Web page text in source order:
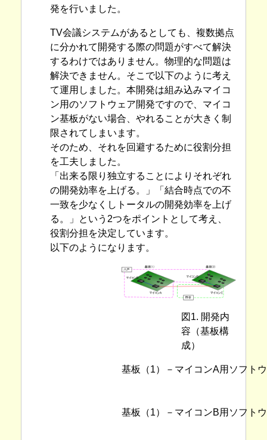
発を行いました。
TV会議システムがあるとしても、複数拠点
に分かれて開発する際の問題がすべて解決
するわけではありません。物理的な問題は
解決できません。そこで以下のように考え
て運用しました。本開発は組み込みマイコ
ン用のソフトウェア開発ですので、マイコ
ン基板がない場合、やれることが大きく制
限されてしまいます。
そのため、それを回避するために役割分担
を工夫しました。
「出来る限り独立することによりそれぞれ
の開発効率を上げる。」「結合時点での不
一致を少なくしトータルの開発効率を上げ
る。」という2つをポイントとして考え、
役割分担を決定しています。
以下のようになります。
図1. 開発内
容（基板構
成）
基板（1）－マイコンA用ソフト
基板（1）－マイコンB用ソフト